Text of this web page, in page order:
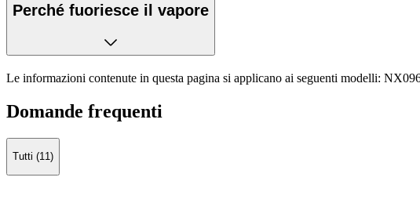
Perché fuoriesce il vapore
Le informazioni contenute in questa pagina si applicano ai seguenti modelli:
Domande frequenti
Tutti (11)